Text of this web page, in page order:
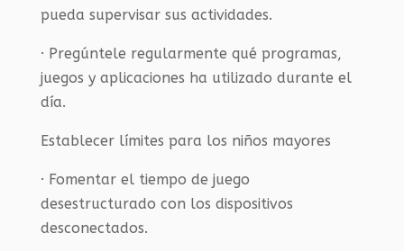
pueda supervisar sus actividades.
· Pregúntele regularmente qué programas,
juegos y aplicaciones ha utilizado durante el
día.
Establecer límites para los niños mayores
· Fomentar el tiempo de juego
desestructurado con los dispositivos
desconectados.